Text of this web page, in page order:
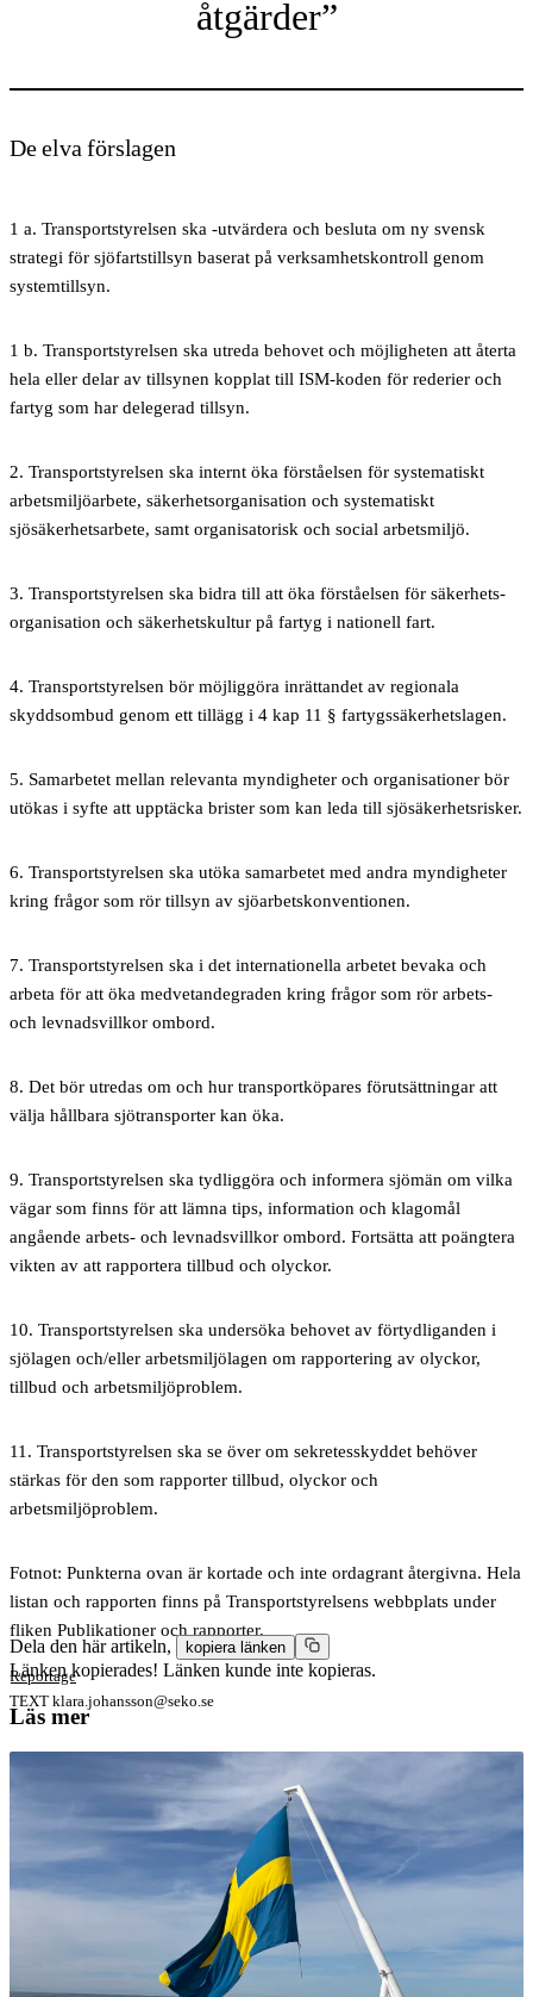
åtgärder
De elva förslagen
1 a. Transportstyrelsen ska -utvärdera och besluta om ny svensk
strategi för sjöfartstillsyn baserat på verksamhetskontroll genom
systemtillsyn.
1 b. Transportstyrelsen ska utreda behovet och möjligheten att återta
hela eller delar av tillsynen kopplat till ISM-koden för rederier och
fartyg som har delegerad tillsyn.
2. Transportstyrelsen ska internt öka förståelsen för systematiskt
arbetsmiljöarbete, säkerhetsorganisation och systematiskt
sjösäkerhetsarbete, samt organisatorisk och social arbetsmiljö.
3. Transportstyrelsen ska bidra till att öka förståelsen för säkerhets-
organisation och säkerhetskultur på fartyg i nationell fart.
4. Transportstyrelsen bör möjliggöra inrättandet av regionala
skyddsombud genom ett tillägg i 4 kap 11 § fartygssäkerhetslagen.
5. Samarbetet mellan relevanta myndigheter och organisationer bör
utökas i syfte att upptäcka brister som kan leda till sjösäkerhetsrisker.
6. Transportstyrelsen ska utöka samarbetet med andra myndigheter
kring frågor som rör tillsyn av sjöarbetskonventionen.
7. Transportstyrelsen ska i det internationella arbetet bevaka och
arbeta för att öka medvetandegraden kring frågor som rör arbets-
och levnadsvillkor ombord.
8. Det bör utredas om och hur transportköpares förutsättningar att
välja hållbara sjötransporter kan öka.
9. Transportstyrelsen ska tydliggöra och informera sjömän om vilka
vägar som finns för att lämna tips, information och klagomål
angående arbets- och levnadsvillkor ombord. Fortsätta att poängtera
vikten av att rapportera tillbud och olyckor.
10. Transportstyrelsen ska undersöka behovet av förtydliganden i
sjölagen och/eller arbetsmiljölagen om rapportering av olyckor,
tillbud och arbetsmiljöproblem.
11. Transportstyrelsen ska se över om sekretesskyddet behöver
stärkas för den som rapporter tillbud, olyckor och
arbetsmiljöproblem.
Fotnot: Punkterna ovan är kortade och inte ordagrant återgivna. Hela
listan och rapporten finns på Transportstyrelsens webbplats under
fliken Publikationer och rapporter.
Reportage
TEXT klara.johansson@seko.se
Dela den här artikeln, kopiera länken
Länken kopierades! Länken kunde inte kopieras.
Läs mer